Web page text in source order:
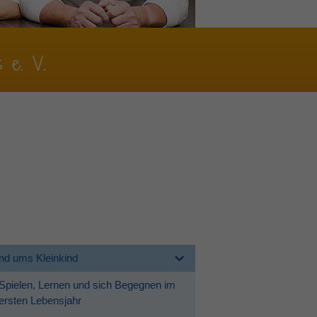
e. V.
ums Kleinkind
Spielen, Lernen und sich Begegnen im
Lebensjahr